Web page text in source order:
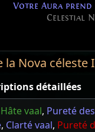
Votre Aura prend
Celestial
la Nova
détaillées
Hâte vaal, Pureté
, Clarté vaal, Pureté